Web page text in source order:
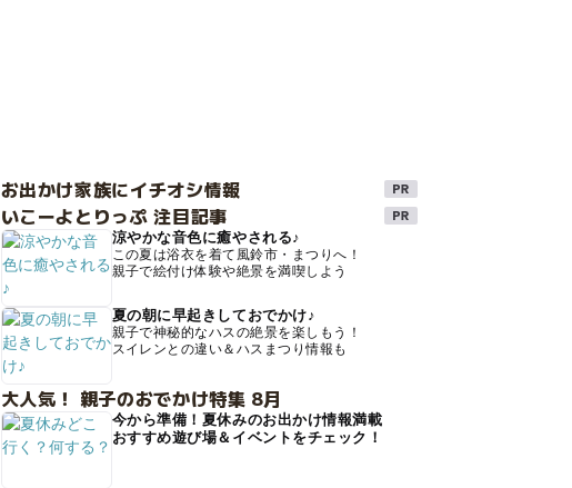
お出かけ家族にイチオシ情報
いこーよとりっぷ 注目記事
涼やかな音色に癒やされる♪
この夏は浴衣を着て風鈴市・まつりへ！
親子で絵付け体験や絶景を満喫しよう
夏の朝に早起きしておでかけ♪
親子で神秘的なハスの絶景を楽しもう！
スイレンとの違い＆ハスまつり情報も
大人気！ 親子のおでかけ特集 8月
今から準備！夏休みのお出かけ情報満載
おすすめ遊び場＆イベントをチェック！